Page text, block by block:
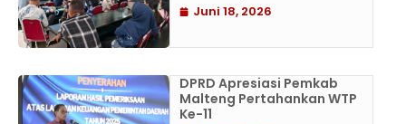
Juni 18, 2026
DPRD Apresiasi Pemkab
Malteng Pertahankan WTP
Ke-11